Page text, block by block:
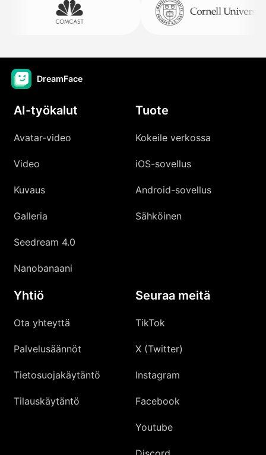
DreamFace
AI-työkalut
Avatar-video
Video
Kuvaus
Galleria
Seedream 4.0
Nanobanaani
Tuote
Kokeile verkossa
iOS-sovellus
Android-sovellus
Sähköinen
Yhtiö
Ota yhteyttä
Palvelusäännöt
Tietosuojakäytäntö
Tilauskäytäntö
Seuraa meitä
TikTok
X (Twitter)
Instagram
Facebook
Youtube